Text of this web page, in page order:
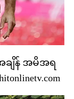
ချိန် အမိအရ